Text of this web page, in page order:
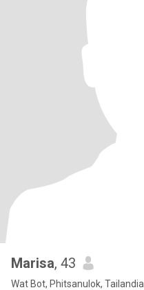
Marisa, 43
Wat Bot, Phitsanulok, Tailandia